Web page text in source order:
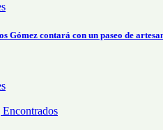
Gómez contará con un paseo de